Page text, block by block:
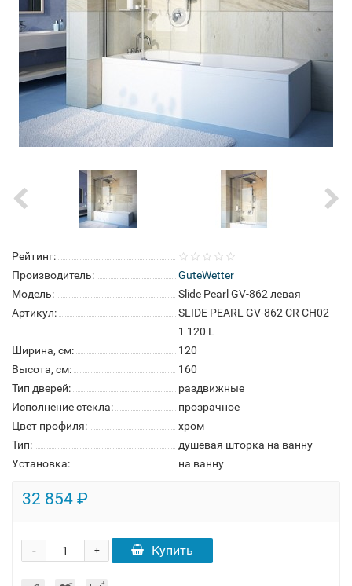
Рейтинг:
Производитель:
GuteWetter
Модель:
Slide Pearl GV-862 левая
Артикул:
SLIDE PEARL GV-862 CR CH02
1 120 L
Ширина, см:
120
Высота, см:
160
Тип дверей:
раздвижные
Исполнение стекла:
прозрачное
Цвет профиля:
хром
Тип:
душевая шторка на ванну
Установка:
на ванну
32 854 ₽
+
- Купить